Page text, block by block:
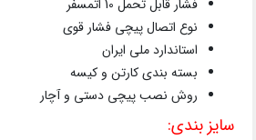
فشار قابل تحمل 10 اتمسفر
نوع اتصال پیچی فشار قوی
استاندارد ملی ایران
بسته بندی کارتن و کیسه
روش نصب پیچی دستی و آچار
سایز بندی: